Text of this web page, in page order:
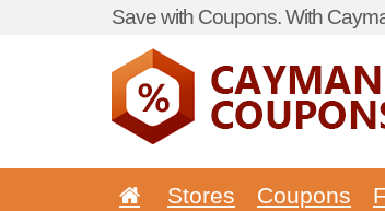
Save with Coupons. With
Stores Coupons